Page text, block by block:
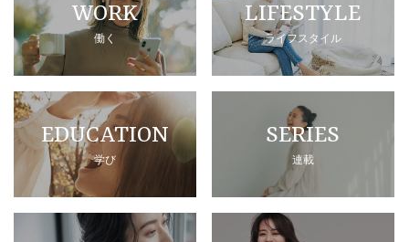
WORK
働く
LIFESTYLE
ライフスタイル
EDUCATION
学び
SERIES
連載